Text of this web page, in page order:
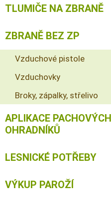
TLUMIČE NA ZBRANĚ
ZBRANĚ BEZ ZP
Vzduchové pistole
Vzduchovky
Broky, zápalky, střelivo
APLIKACE PACHOVÝCH
OHRADNÍKŮ
LESNICKÉ POTŘEBY
VÝKUP PAROŽÍ